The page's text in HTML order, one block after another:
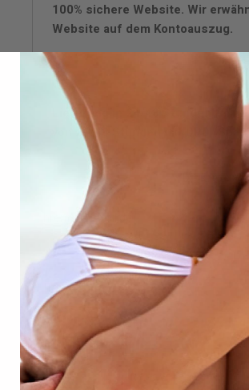
100% sichere Website. Wir
Website auf dem Kontoauszug.
Lieferung in 24/48 Stunden (mit
von 24/48 Stunden mit DPD
Diskrete
Wenn